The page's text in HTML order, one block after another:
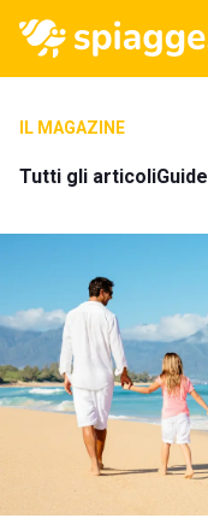
IL MAGAZINE
Tutti gli articoli